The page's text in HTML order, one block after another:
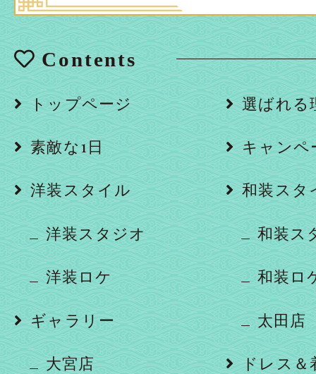
Contents
トップページ 選ばれる
素敵な1日 キャンペ
洋装スタイル
洋装スタジオ
洋装ロケ
和装スタ
和装ス
和装ロ
ギャラリー 太田店
大宮店 ドレス＆